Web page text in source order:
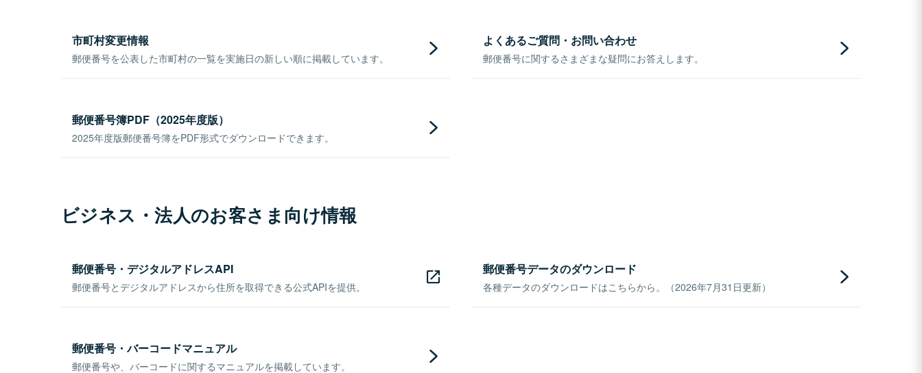
市町村変更情報
郵便番号を公表した市町村の一覧を実施日の新しい順に掲載しています。
よくあるご質問・お問い合わせ
郵便番号に関するさまざまな疑問にお答えします。
郵便番号簿PDF（2025年度版）
2025年度版郵便番号簿をPDF形式でダウンロードできます。
ビジネス・法人のお客さま向け情報
郵便番号・デジタルアドレスAPI
郵便番号とデジタルアドレスから住所を取得できる公式APIを提供。
郵便番号データのダウンロード
各種データのダウンロードはこちらから。（2026年7月31日更新）
郵便番号・バーコードマニュアル
郵便番号や、バーコードに関するマニュアルを掲載しています。